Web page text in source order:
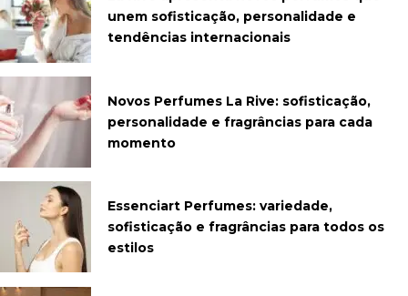
unem sofisticação, personalidade e
tendências internacionais
Novos Perfumes La Rive: sofisticação,
personalidade e fragrâncias para cada
momento
Essenciart Perfumes: variedade,
sofisticação e fragrâncias para todos os
estilos